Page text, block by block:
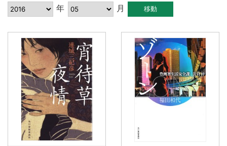
年 月